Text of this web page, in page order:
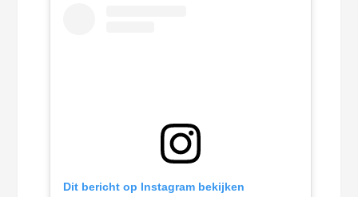
Dit bericht op Instagram bekijken